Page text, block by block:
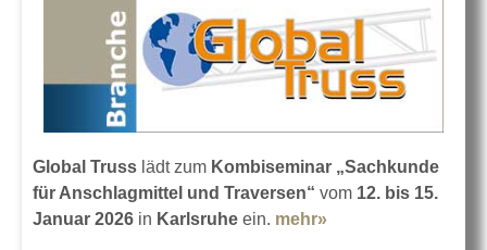
Global Truss lädt zum Kombiseminar „Sachkunde
für Anschlagmittel und Traversen“ vom 12. bis 15.
Januar 2026 in Karlsruhe ein. mehr»